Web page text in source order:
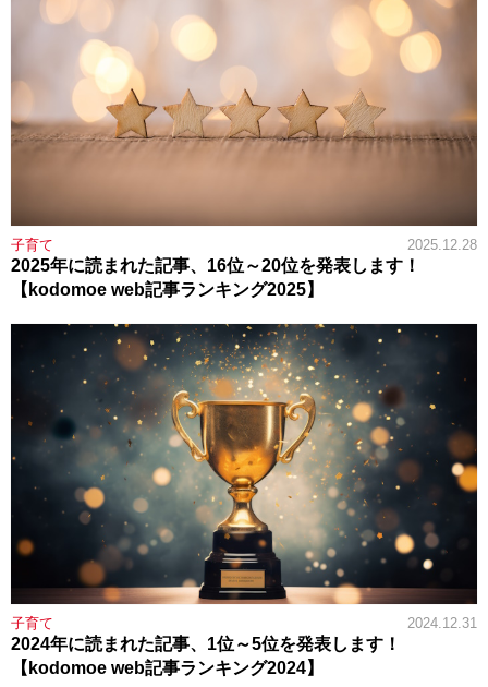
子育て 2025.12.28
2025年に読まれた記事、16位～20位を発表します！
【kodomoe web記事ランキング2025】
子育て 2024.12.31
2024年に読まれた記事、1位～5位を発表します！
【kodomoe web記事ランキング2024】